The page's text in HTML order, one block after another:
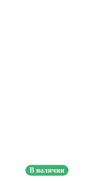
В наличии